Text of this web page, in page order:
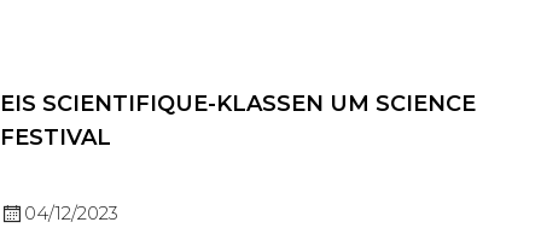
EIS SCIENTIFIQUE-KLASSEN UM SCIENCE
FESTIVAL
04/12/2023